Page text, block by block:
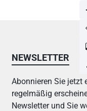
NEWSLETTER
Abonnieren Sie jetzt
regelmäßig
Newsletter und Sie